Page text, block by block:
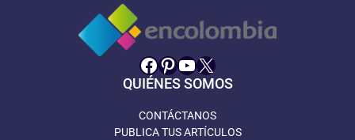
Facebook
Pinterest
YouTube
X
QUIÉNES SOMOS
CONTÁCTANOS
PUBLICA TUS ARTÍCULOS